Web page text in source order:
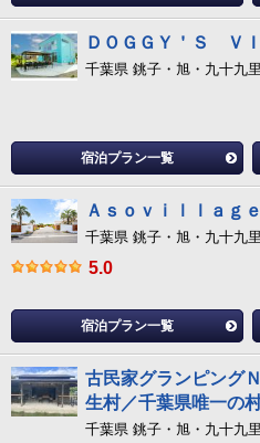
ＤＯＧＧＹ＇Ｓ Ｖ
千葉県 銚子・旭・九十九
宿泊プラン一覧
Ａｓｏｖｉｌｌａｇｅ
千葉県 銚子・旭・九十九
5.0
宿泊プラン一覧
古民家グランピング
生村／千葉県唯一の
千葉県 銚子・旭・九十九